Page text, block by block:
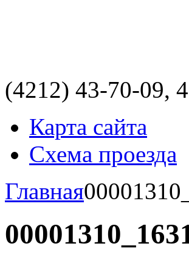
(4212) 43-70-09,
Карта сайта
Схема проезда
Главная